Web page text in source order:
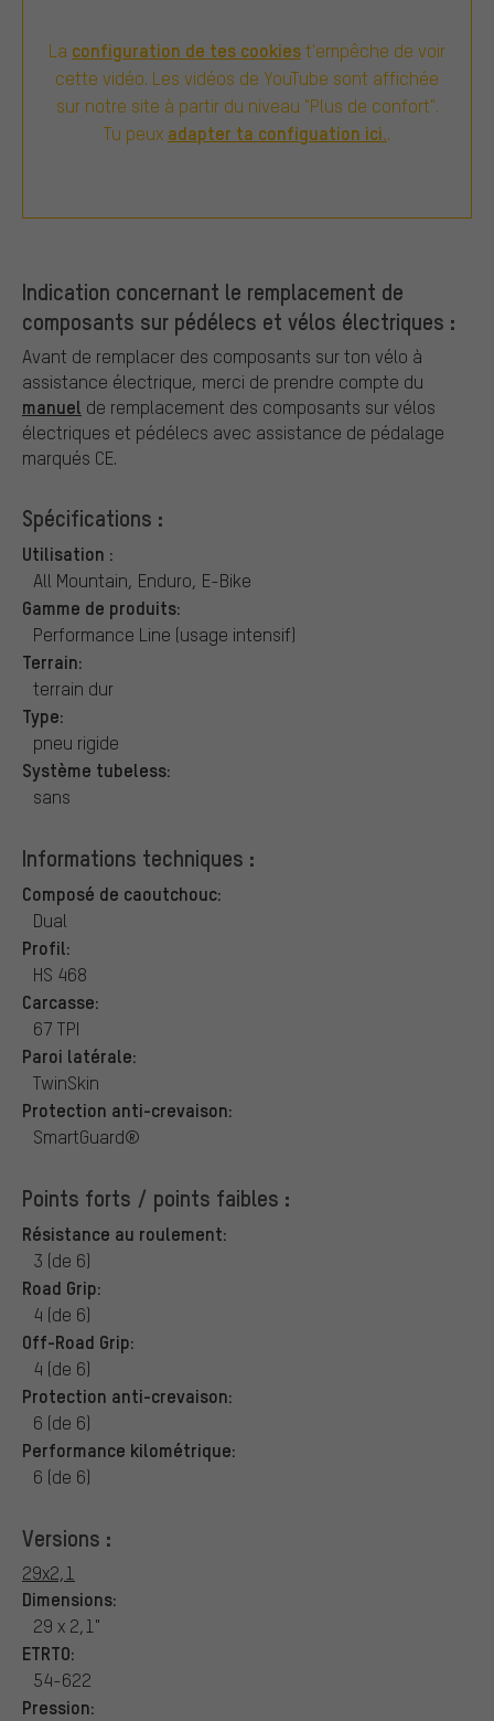
La configuration de tes cookiest'empêche de voir
cette vidéo. Les vidéos de YouTube sont affichée
sur notre site à partir du niveau "Plus de confort".
Tu peux adapter ta configuation ici..
Indication concernant le remplacement de
composants sur pédélecs et vélos électriques :
Avant de remplacer des composants sur ton vélo à
assistance électrique, merci de prendre compte du
manuel de remplacement des composants sur vélos
électriques et pédélecs avec assistance de pédalage
marqués CE.
Spécifications :
Utilisation :
All Mountain, Enduro, E-Bike
Gamme de produits:
Performance Line (usage intensif)
Terrain:
terrain dur
Type:
pneu rigide
Système tubeless:
sans
Informations techniques :
Composé de caoutchouc:
Dual
Profil:
HS 468
Carcasse:
67 TPI
Paroi latérale:
TwinSkin
Protection anti-crevaison:
SmartGuard®
Points forts / points faibles :
Résistance au roulement:
3 (de 6)
Road Grip:
4 (de 6)
Off-Road Grip:
4 (de 6)
Protection anti-crevaison:
6 (de 6)
Performance kilométrique:
6 (de 6)
Versions :
29x2,1
Dimensions:
29 x 2,1"
ETRTO:
54-622
Pression: